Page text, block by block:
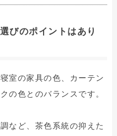
びのポイントはあり
室の家具の色、カーテン
の色とのバランスです。
など、茶色系統の抑えた